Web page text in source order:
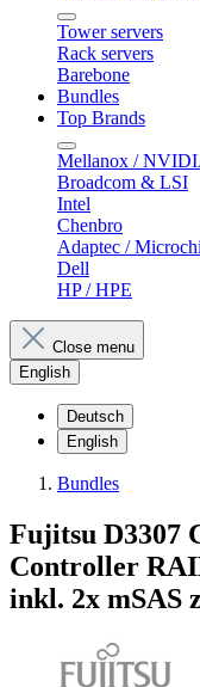
Tower servers
Rack servers
Barebone
Bundles
Top Brands
Mellanox /
Broadcom & LSI
Intel
Chenbro
Adaptec /
Dell
HP / HPE
Close menu
English
Deutsch
English
Bundles
Fujitsu D3307
Controller
inkl. 2x mSAS